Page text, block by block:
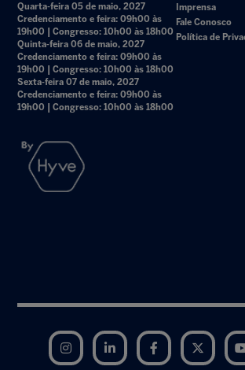
Quarta-feira 05 de maio, 2027
Credenciamento e feira: 09h00 às
19h00 | Congresso: 10h00 às 18h00
Quinta-feira 06 de maio, 2027
Credenciamento e feira: 09h00 às
19h00 | Congresso: 10h00 às 18h00
Sexta-feira 07 de maio, 2027
Credenciamento e feira: 09h00 às
19h00 | Congresso: 10h00 às 18h00
Imprensa
Fale Conosco
Política de
Instagram LinkedIn Facebook Twitter